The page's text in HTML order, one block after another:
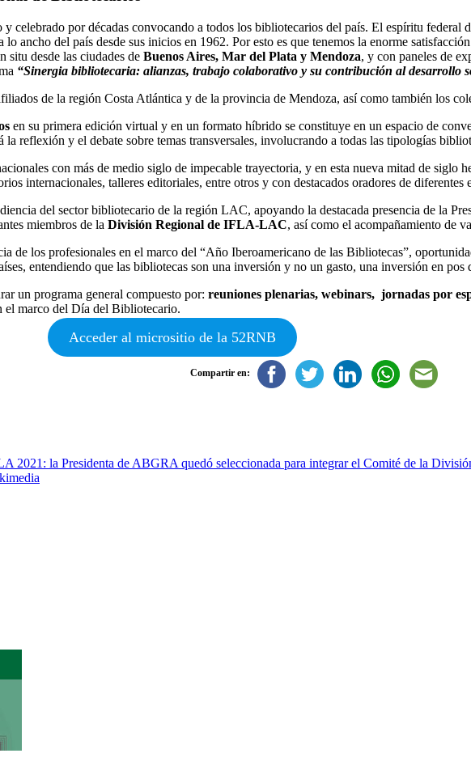
y celebrado por décadas convocando a todos los bibliotecarios del país. El espíritu
ancho del país desde sus inicios en 1962. Por esto es que tenemos la enorme
situ desde las ciudades de Buenos Aires, Mar del Plata y Mendoza, y con paneles de
“Sinergia bibliotecaria: alianzas, trabajo colaborativo y su contribución al desarrollo
de la región Costa Atlántica y de la provincia de Mendoza, así como también los
en su primera edición virtual y en un formato híbrido se constituye en un espacio de
reflexión y el debate sobre temas transversales, involucrando a todas las tipologías
con más de medio siglo de impecable trayectoria, y en esta nueva mitad de siglo
internacionales, talleres editoriales, entre otros y con destacados oradores de
del sector bibliotecario de la región LAC, apoyando la destacada presencia de la
miembros de la División Regional de IFLA-LAC, así como el acompañamiento de
de los profesionales en el marco del “Año Iberoamericano de las Bibliotecas”,
entendiendo que las bibliotecas son una inversión y no un gasto, una inversión en pos
un programa general compuesto por: reuniones plenarias, webinars, jornadas por
el marco del Día del Bibliotecario.
Acceder al micrositio de la 52RNB
Compartir en:
2021: la Presidenta de ABGRA quedó seleccionada para integrar el Comité de la